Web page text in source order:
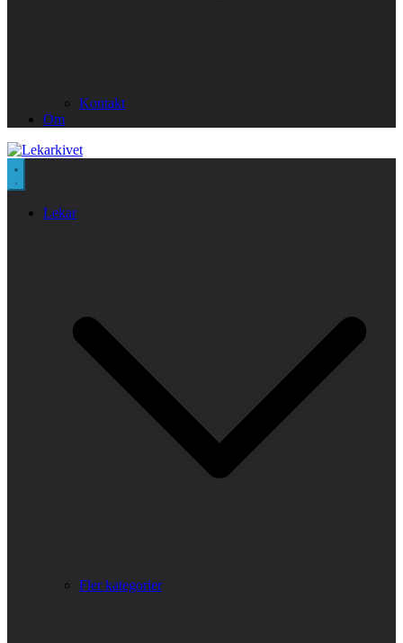
Kontakt
Om
Lekar
Fler kategorier